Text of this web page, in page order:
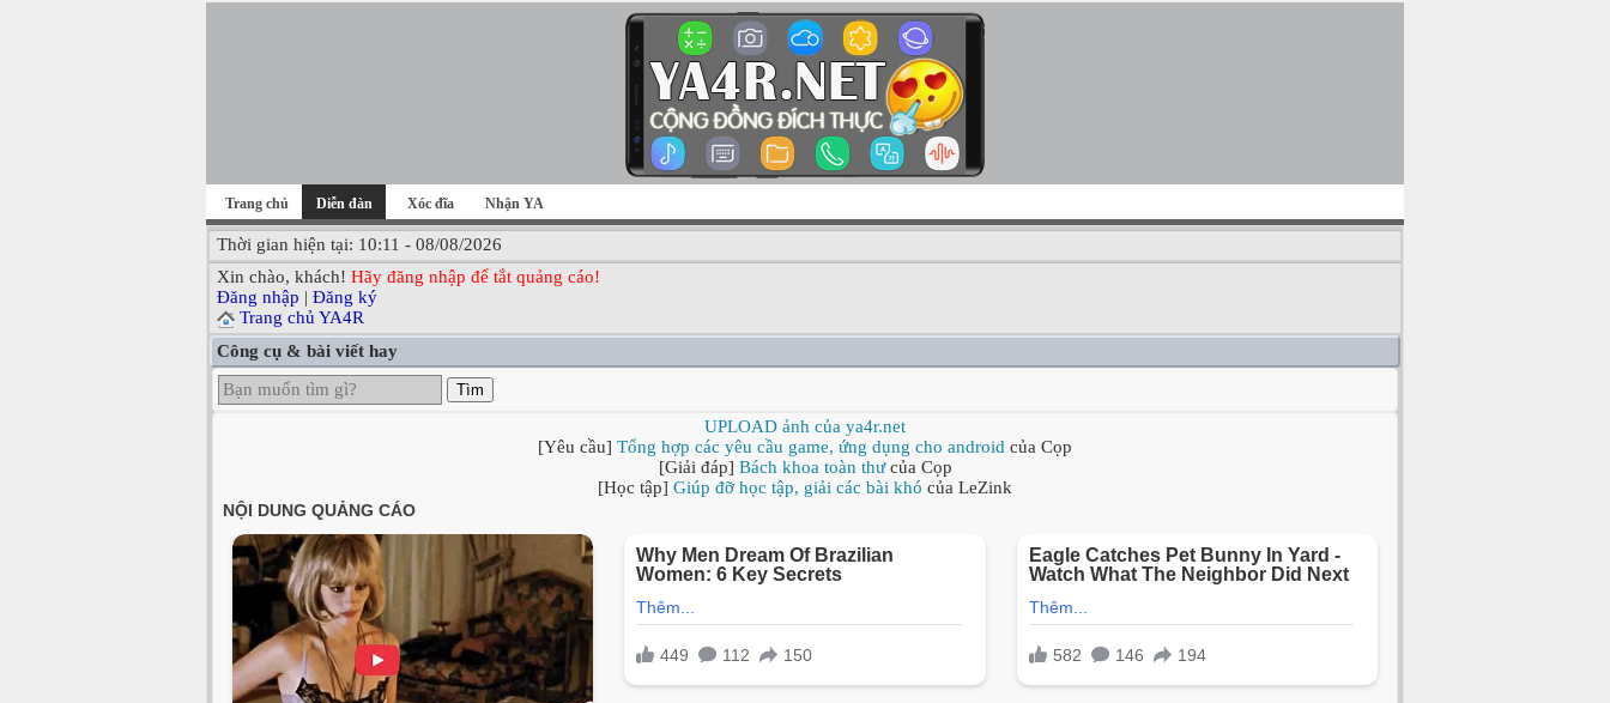
Trang chủ Diễn đàn Xóc đĩa Nhận YA
Thời gian hiện tại: 10:11 - 08/08/2026
Xin chào, khách! Hãy đăng nhập để tắt quảng cáo!
Đăng nhập | Đăng ký
Trang chủ YA4R
Công cụ & bài viết hay
Tìm
UPLOAD ảnh của ya4r.net
[Yêu cầu] Tổng hợp các yêu cầu game, ứng dụng cho android của Cọp
[Giải đáp] Bách khoa toàn thưcủa Cọp
[Học tập] Giúp đỡ học tập, giải các bài khó của LeZink